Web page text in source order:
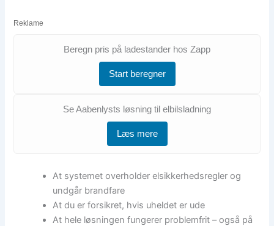
Reklame
Beregn pris på ladestander hos Zapp
Start beregner
Se Aabenlysts løsning til elbilsladning
Læs mere
At systemet overholder elsikkerhedsregler og
undgår brandfare
At du er forsikret, hvis uheldet er ude
At hele løsningen fungerer problemfrit – også på